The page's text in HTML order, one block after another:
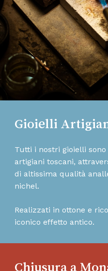
Gioielli
Tutti i nostri gioielli
artigiani toscani,
di altissima qualità
nichel.
Realizzati in ottone e
iconico effetto antico.
Chiusura a